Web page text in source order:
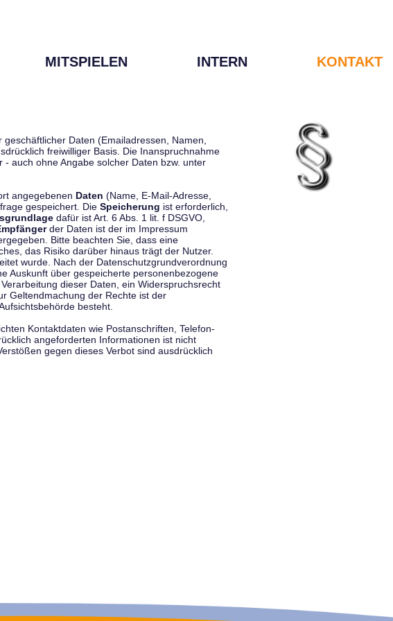
MITSPIELEN INTERN KONTAKT
Daten (Emailadressen, Namen,
freiwilliger Basis. Die Inanspruchnahme
auch ohne Angabe solcher Daten bzw. unter
angegebenen Daten (Name, E-Mail-Adresse,
gespeichert. Die Speicherung ist erforderlich,
dafür ist Art. 6 Abs. 1 lit. f DSGVO,
der Daten ist der im Impressum
Bitte beachten Sie, dass eine
das Risiko darüber hinaus trägt der Nutzer.
wurde. Nach der Datenschutzgrundverordnung
Auskunft über gespeicherte personenbezogene
dieser Daten, ein Widerspruchsrecht
Geltendmachung der Rechte ist der
besteht.
Kontaktdaten wie Postanschriften, Telefon-
angeforderten Informationen ist nicht
gegen dieses Verbot sind ausdrücklich